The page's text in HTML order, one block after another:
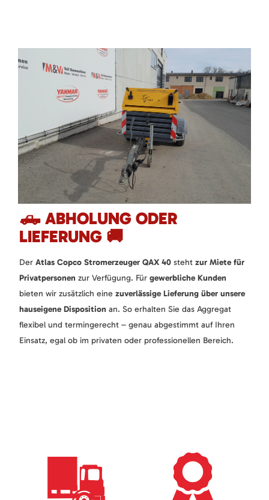
🛻 ABHOLUNG ODER
LIEFERUNG 🚚
Der Atlas Copco Stromerzeuger QAX 40 steht zur Miete für
Privatpersonen zur Verfügung. Für gewerbliche Kunden
bieten wir zusätzlich eine zuverlässige Lieferung über unsere
hauseigene Disposition an. So erhalten Sie das Aggregat
flexibel und termingerecht – genau abgestimmt auf Ihren
Einsatz, egal ob im privaten oder professionellen Bereich.